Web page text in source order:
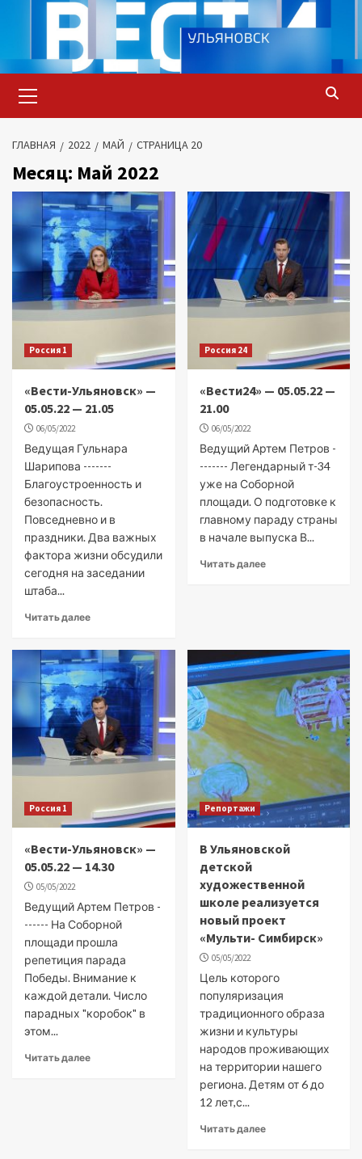
содержимому
меню
ГЛАВНАЯ 2022 МАЙ СТРАНИЦА 20
Месяц: Май 2022
Россия 1
«Вести-Ульяновск» —
05.05.22 — 21.05
06/05/2022
Ведущая Гульнара
Шарипова -------
Благоустроенность и
безопасность.
Повседневно и в
праздники. Два важных
фактора жизни обсудили
сегодня на заседании
штаба...
Читать далее
Россия 24
«Вести24» — 05.05.22 —
21.00
06/05/2022
Ведущий Артем Петров -
------- Легендарный т-34
уже на Соборной
площади. О подготовке к
главному параду страны
в начале выпуска В...
Читать далее
Россия 1
«Вести-Ульяновск» —
05.05.22 — 14.30
05/05/2022
Ведущий Артем Петров -
------ На Соборной
площади прошла
репетиция парада
Победы. Внимание к
каждой детали. Число
парадных "коробок" в
этом...
Читать далее
Репортажи
В Ульяновской
детской
художественной
школе реализуется
новый проект
«Мульти- Симбирск»
05/05/2022
Цель которого
популяризация
традиционного образа
жизни и культуры
народов проживающих
на территории нашего
региона. Детям от 6 до
12 лет,с...
Читать далее